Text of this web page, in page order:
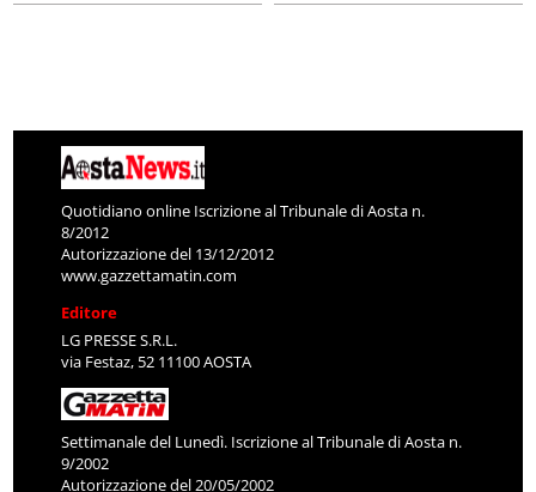
Quotidiano online Iscrizione al Tribunale di Aosta n.
8/2012
Autorizzazione del 13/12/2012
www.gazzettamatin.com
Editore
LG PRESSE S.R.L.
via Festaz, 52 11100 AOSTA
Settimanale del Lunedì. Iscrizione al Tribunale di Aosta n.
9/2002
Autorizzazione del 20/05/2002